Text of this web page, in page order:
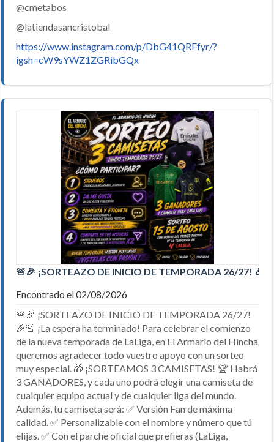
@cmetabos
@latiendasancristobal
https://www.instagram.com/p/DbG41QRFfyr/?
igsh=cW9sYWZ1ZGRibGQx
🚨🎉 ¡SORTEAZO DE INICIO DE TEMPORADA 26/27! 🎉🚨
Encontrado el 02/08/2026
🚨🎉 ¡SORTEAZO DE INICIO DE TEMPORADA 26/27!
🎉🚨 ¡La espera ha terminado! Para celebrar el comienzo
de la nueva temporada de LaLiga, en El Armario del Hincha
queremos agradecer todo vuestro apoyo con un sorteo
muy especial. 🎁 ¡SORTEAMOS 3 CAMISETAS! 🏆 Habrá
3 GANADORES, y cada uno podrá elegir una camiseta de
cualquier equipo actual y de cualquier liga del mundo.
Además, tu camiseta será: ✅ Versión Fan de máxima
calidad. ✅ Personalizable con el nombre y número que tú
elijas. ✅ Con el parche oficial que prefieras (LaLiga,